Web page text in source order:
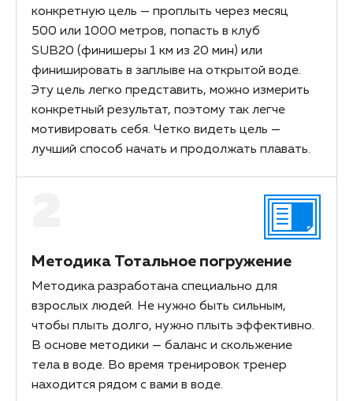
конкретную цель — проплыть через месяц
500 или 1000 метров, попасть в клуб
SUB20 (финишеры 1 км из 20 мин) или
финишировать в заплыве на открытой воде.
Эту цель легко представить, можно измерить
конкретный результат, поэтому так легче
мотивировать себя. Четко видеть цель —
лучший способ начать и продолжать плавать.
Методика Тотальное погружение
Методика разработана специально для
взрослых людей. Не нужно быть сильным,
чтобы плыть долго, нужно плыть эффективно.
В основе методики — баланс и скольжение
тела в воде. Во время тренировок тренер
находится рядом с вами в воде.